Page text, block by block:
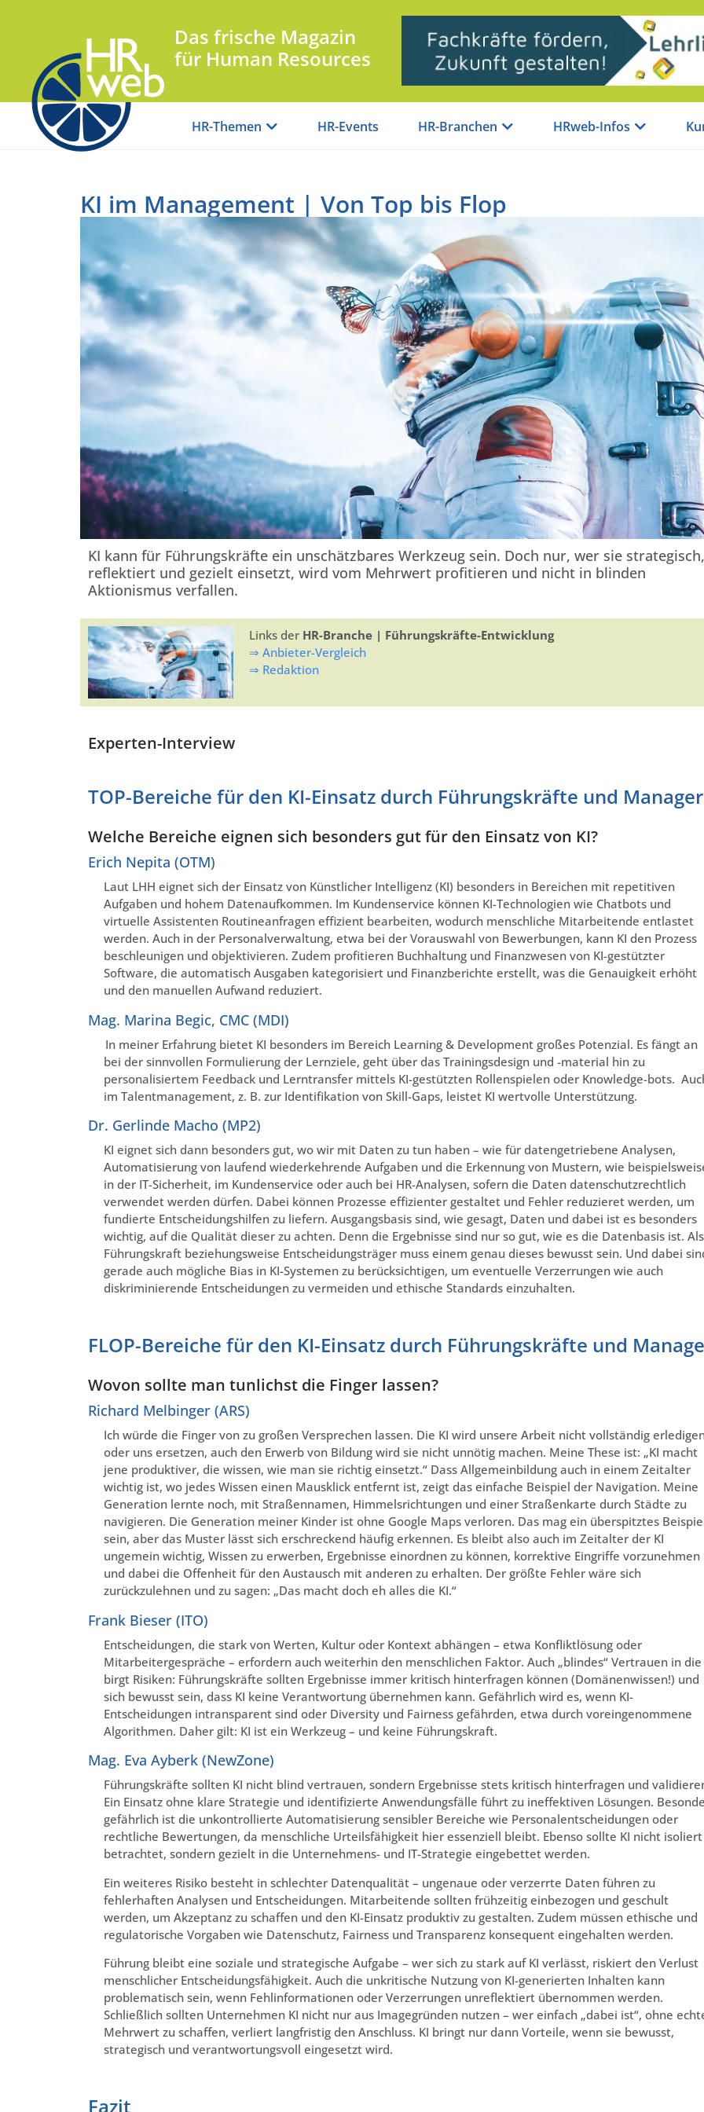
Das frische Magazin
für Human Resources
HR-Themen HR-Events HR-Branchen HRweb-Infos
KI im Management | Von Top bis Flop
KI kann für Führungskräfte ein unschätzbares Werkzeug sein. Doch nur, wer sie strategisch,
reflektiert und gezielt einsetzt, wird vom Mehrwert profitieren und nicht in blinden
Aktionismus verfallen.
Links der HR-Branche | Führungskräfte-Entwicklung
⇒ Anbieter-Vergleich
⇒ Redaktion
Experten-Interview
TOP-Bereiche für den KI-Einsatz durch Führungskräfte und Manager
Welche Bereiche eignen sich besonders gut für den Einsatz von KI?
Erich Nepita (OTM)
Laut LHH eignet sich der Einsatz von Künstlicher Intelligenz (KI) besonders in Bereichen mit repetitiven
Aufgaben und hohem Datenaufkommen. Im Kundenservice können KI-Technologien wie Chatbots und
virtuelle Assistenten Routineanfragen effizient bearbeiten, wodurch menschliche Mitarbeitende entlastet
werden. Auch in der Personalverwaltung, etwa bei der Vorauswahl von Bewerbungen, kann KI den Prozess
beschleunigen und objektivieren. Zudem profitieren Buchhaltung und Finanzwesen von KI-gestützter
Software, die automatisch Ausgaben kategorisiert und Finanzberichte erstellt, was die Genauigkeit erhöht
und den manuellen Aufwand reduziert.
Mag. Marina Begic, CMC (MDI)
In meiner Erfahrung bietet KI besonders im Bereich Learning & Development großes Potenzial. Es fängt an
bei der sinnvollen Formulierung der Lernziele, geht über das Trainingsdesign und -material hin zu
personalisiertem Feedback und Lerntransfer mittels KI-gestützten Rollenspielen oder Knowledge-bots.
im Talentmanagement, z. B. zur Identifikation von Skill-Gaps, leistet KI wertvolle Unterstützung.
Dr. Gerlinde Macho (MP2)
KI eignet sich dann besonders gut, wo wir mit Daten zu tun haben – wie für datengetriebene Analysen,
Automatisierung von laufend wiederkehrende Aufgaben und die Erkennung von Mustern, wie
in der IT-Sicherheit, im Kundenservice oder auch bei HR-Analysen, sofern die Daten datenschutzrechtlich
verwendet werden dürfen. Dabei können Prozesse effizienter gestaltet und Fehler reduzieret werden, um
fundierte Entscheidungshilfen zu liefern. Ausgangsbasis sind, wie gesagt, Daten und dabei ist es besonders
wichtig, auf die Qualität dieser zu achten. Denn die Ergebnisse sind nur so gut, wie es die Datenbasis ist. Als
Führungskraft beziehungsweise Entscheidungsträger muss einem genau dieses bewusst sein. Und dabei
gerade auch mögliche Bias in KI-Systemen zu berücksichtigen, um eventuelle Verzerrungen wie auch
diskriminierende Entscheidungen zu vermeiden und ethische Standards einzuhalten.
FLOP-Bereiche für den KI-Einsatz durch Führungskräfte und
Wovon sollte man tunlichst die Finger lassen?
Richard Melbinger (ARS)
Ich würde die Finger von zu großen Versprechen lassen. Die KI wird unsere Arbeit nicht vollständig
oder uns ersetzen, auch den Erwerb von Bildung wird sie nicht unnötig machen. Meine These ist: „KI macht
jene produktiver, die wissen, wie man sie richtig einsetzt.“ Dass Allgemeinbildung auch in einem Zeitalter
wichtig ist, wo jedes Wissen einen Mausklick entfernt ist, zeigt das einfache Beispiel der Navigation. Meine
Generation lernte noch, mit Straßennamen, Himmelsrichtungen und einer Straßenkarte durch Städte zu
navigieren. Die Generation meiner Kinder ist ohne Google Maps verloren. Das mag ein überspitztes
sein, aber das Muster lässt sich erschreckend häufig erkennen. Es bleibt also auch im Zeitalter der KI
ungemein wichtig, Wissen zu erwerben, Ergebnisse einordnen zu können, korrektive Eingriffe vorzunehmen
und dabei die Offenheit für den Austausch mit anderen zu erhalten. Der größte Fehler wäre sich
zurückzulehnen und zu sagen: „Das macht doch eh alles die KI.“
Frank Bieser (ITO)
Entscheidungen, die stark von Werten, Kultur oder Kontext abhängen – etwa Konfliktlösung oder
Mitarbeitergespräche – erfordern auch weiterhin den menschlichen Faktor. Auch „blindes“ Vertrauen in die
birgt Risiken: Führungskräfte sollten Ergebnisse immer kritisch hinterfragen können (Domänenwissen!) und
sich bewusst sein, dass KI keine Verantwortung übernehmen kann. Gefährlich wird es, wenn KI-
Entscheidungen intransparent sind oder Diversity und Fairness gefährden, etwa durch voreingenommene
Algorithmen. Daher gilt: KI ist ein Werkzeug – und keine Führungskraft.
Mag. Eva Ayberk (NewZone)
Führungskräfte sollten KI nicht blind vertrauen, sondern Ergebnisse stets kritisch hinterfragen und
Ein Einsatz ohne klare Strategie und identifizierte Anwendungsfälle führt zu ineffektiven Lösungen.
gefährlich ist die unkontrollierte Automatisierung sensibler Bereiche wie Personalentscheidungen oder
rechtliche Bewertungen, da menschliche Urteilsfähigkeit hier essenziell bleibt. Ebenso sollte KI nicht isoliert
betrachtet, sondern gezielt in die Unternehmens- und IT-Strategie eingebettet werden.
Ein weiteres Risiko besteht in schlechter Datenqualität – ungenaue oder verzerrte Daten führen zu
fehlerhaften Analysen und Entscheidungen. Mitarbeitende sollten frühzeitig einbezogen und geschult
werden, um Akzeptanz zu schaffen und den KI-Einsatz produktiv zu gestalten. Zudem müssen ethische und
regulatorische Vorgaben wie Datenschutz, Fairness und Transparenz konsequent eingehalten werden.
Führung bleibt eine soziale und strategische Aufgabe – wer sich zu stark auf KI verlässt, riskiert den Verlust
menschlicher Entscheidungsfähigkeit. Auch die unkritische Nutzung von KI-generierten Inhalten kann
problematisch sein, wenn Fehlinformationen oder Verzerrungen unreflektiert übernommen werden.
Schließlich sollten Unternehmen KI nicht nur aus Imagegründen nutzen – wer einfach „dabei ist“, ohne
Mehrwert zu schaffen, verliert langfristig den Anschluss. KI bringt nur dann Vorteile, wenn sie bewusst,
strategisch und verantwortungsvoll eingesetzt wird.
Fazit